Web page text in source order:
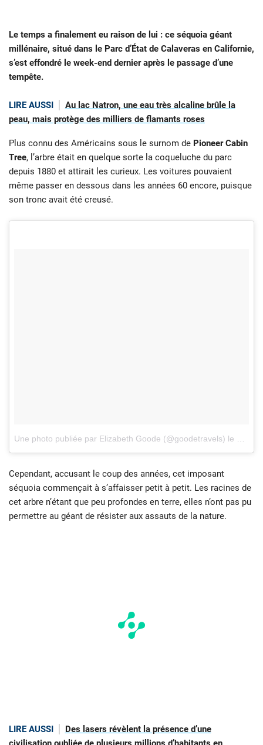
Le temps a finalement eu raison de lui : ce séquoia géant
millénaire, situé dans le Parc d’État de Calaveras en Californie,
s’est effondré le week-end dernier après le passage d’une
tempête.
LIRE AUSSI
Au lac Natron, une eau très alcaline brûle la
peau, mais protège des milliers de flamants roses
Plus connu des Américains sous le surnom de Pioneer Cabin
Tree, l’arbre était en quelque sorte la coqueluche du parc
depuis 1880 et attirait les curieux. Les voitures pouvaient
même passer en dessous dans les années 60 encore, puisque
son tronc avait été creusé.
Une photo publiée par Elizabeth Goode (@goodetravels) le 10
Cependant, accusant le coup des années, cet imposant
séquoia commençait à s’affaisser petit à petit. Les racines de
cet arbre n’étant que peu profondes en terre, elles n’ont pas pu
permettre au géant de résister aux assauts de la nature.
LIRE AUSSI
Des lasers révèlent la présence d’une